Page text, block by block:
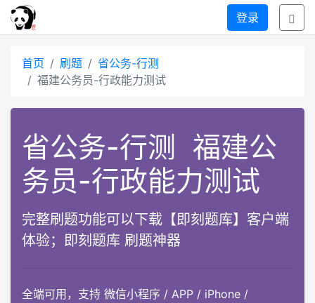
登录
首页 刷题
省公务-行测
福建公务员-行政能力测试
省公务-行测
福建公
务员-行政能力测试
完整刷题功能可以下载【即刻题库】客户端
体验；即刻题库 刷题神器
全端可用，支持 微信小程序 / APP / iPhone /